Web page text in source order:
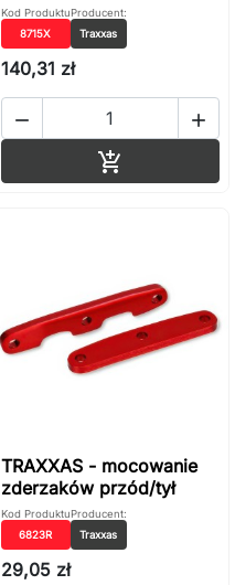
Kod Produktu
8715X
Producent:
Traxxas
140,31 zł
 

TRAXXAS - mocowanie
zderzaków przód/tył
Kod Produktu
6823R
Producent:
Traxxas
29,05 zł